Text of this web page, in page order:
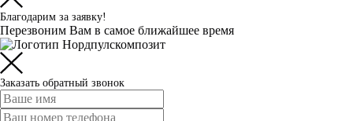
Благодарим за заявку!
Перезвоним Вам в самое ближайшее время
Заказать обратный звонок